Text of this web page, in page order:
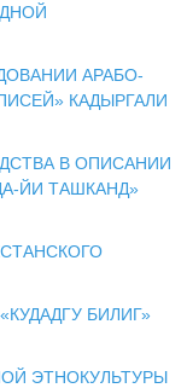
АРАБО-
КАДЫРГАЛИ
В ОПИСАНИИ
ЙИ ТАШКАНД»
БИЛИГ»
ЭТНОКУЛЬТУРЫ